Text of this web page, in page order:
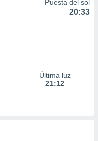
Puesta del sol
20:33
Última luz
21:12